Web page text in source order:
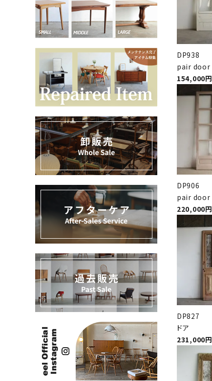
デザイナーまとめ
メンテナンスについて
ギャラリー・シーン
納品事例
エキシビジョン・展示会
ACCOUNT MENU
ようこそ ゲスト 様
ログイン person 新規会員登録
DP938
pair door
154,000円
DP906
pair door
220,000円
DP827
ドア
231,000円